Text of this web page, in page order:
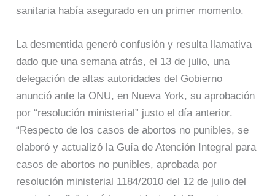
sanitaria había asegurado en un primer momento.
La desmentida generó confusión y resulta llamativa
dado que una semana atrás, el 13 de julio, una
delegación de altas autoridades del Gobierno
anunció ante la ONU, en Nueva York, su aprobación
por “resolución ministerial” justo el día anterior.
“Respecto de los casos de abortos no punibles, se
elaboró y actualizó la Guía de Atención Integral para
casos de abortos no punibles, aprobada por
resolución ministerial 1184/2010 del 12 de julio del